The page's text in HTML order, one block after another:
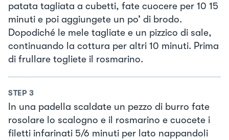
patata tagliata a cubetti, fate cuocere per 10 15
minuti e poi aggiungete un po’ di brodo.
Dopodiché le mele tagliate e un pizzico di sale,
continuando la cottura per altri 10 minuti. Prima
di frullare togliete il rosmarino.
STEP 3
In una padella scaldate un pezzo di burro fate
rosolare lo scalogno e il rosmarino e cuocete i
filetti infarinati 5/6 minuti per lato nappandoli